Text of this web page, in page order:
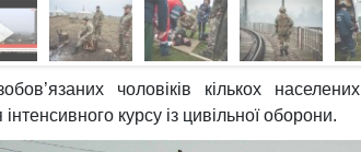
чоловіків кількох
курсу із цивільної оборони.